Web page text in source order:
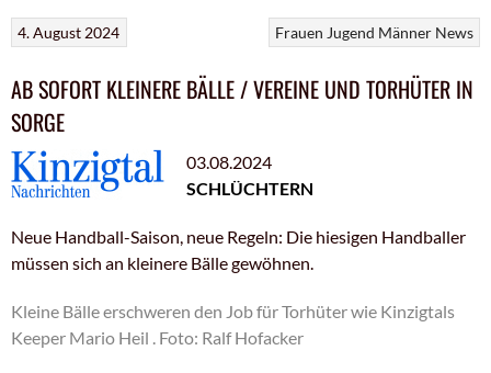
Frauen Jugend Männer News
4. August 2024
AB SOFORT KLEINERE BÄLLE / VEREINE UND TORHÜTER IN
SORGE
03.08.2024
SCHLÜCHTERN
Neue Handball-Saison, neue Regeln: Die hiesigen Handballer
müssen sich an kleinere Bälle gewöhnen.
Kleine Bälle erschweren den Job für Torhüter wie Kinzigtals
Keeper Mario Heil . Foto: Ralf Hofacker